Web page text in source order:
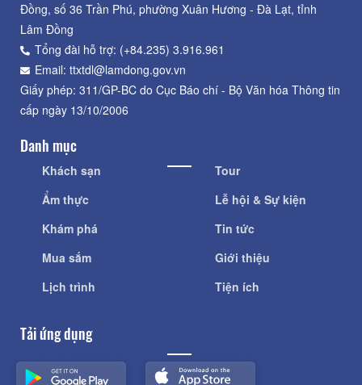
Đồng, số 36 Trần Phú, phường Xuân Hương - Đà Lạt, tỉnh
Lâm Đồng
Tổng đài hỗ trợ: (+84.235) 3.916.961
Email: ttxtdl@lamdong.gov.vn
Giấy phép: 311/GP-BC do Cục Báo chí - Bộ Văn hóa Thông tin
cấp ngày 13/10/2006
Danh mục
Khách sạn
Ẩm thực
Khám phá
Mua sắm
Lịch trình
Tour
Lễ hội & Sự kiện
Tin tức
Giới thiệu
Tiện ích
Tải ứng dụng